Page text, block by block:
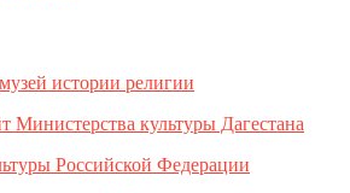
истории религии
Министерства культуры Дагестана
Российской Федерации